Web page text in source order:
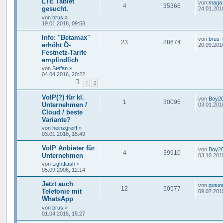
gesucht.
von brus »
19.01.2018, 09:58
4 35366 von maga
Info: "Betamax"
erhöht Ö-
Festnetz-Tarife
empfindlich
von Stefan »
04.04.2016, 20:22
1 2
23 88674 von brus
VoIP(?) für kl.
Unternehmen /
Cloud / beste
Variante?
von heinzgreiff »
03.01.2016, 15:49
1 30096 von
VoIP Anbieter für
Unternehmen
von Lightflash »
05.09.2006, 12:14
4 39910 von
Jetzt auch
Telefonie mit
WhatsApp
von brus »
01.04.2015, 15:27
12 50577 von